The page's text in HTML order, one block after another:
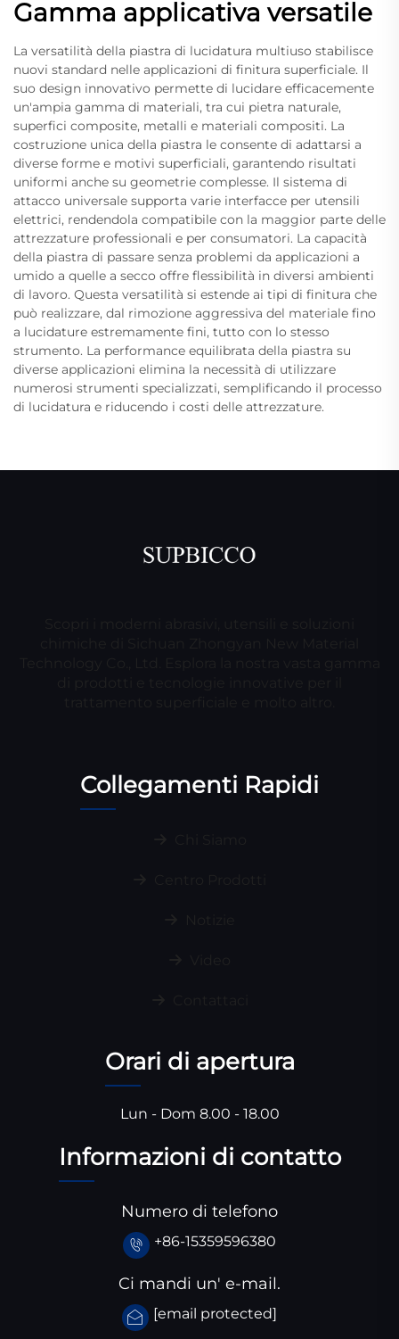
Gamma applicativa versatile
La versatilità della piastra di lucidatura multiuso stabilisce
nuovi standard nelle applicazioni di finitura superficiale. Il
suo design innovativo permette di lucidare efficacemente
un'ampia gamma di materiali, tra cui pietra naturale,
superfici composite, metalli e materiali compositi. La
costruzione unica della piastra le consente di adattarsi a
diverse forme e motivi superficiali, garantendo risultati
uniformi anche su geometrie complesse. Il sistema di
attacco universale supporta varie interfacce per utensili
elettrici, rendendola compatibile con la maggior parte delle
attrezzature professionali e per consumatori. La capacità
della piastra di passare senza problemi da applicazioni a
umido a quelle a secco offre flessibilità in diversi ambienti
di lavoro. Questa versatilità si estende ai tipi di finitura che
può realizzare, dal rimozione aggressiva del materiale fino
a lucidature estremamente fini, tutto con lo stesso
strumento. La performance equilibrata della piastra su
diverse applicazioni elimina la necessità di utilizzare
numerosi strumenti specializzati, semplificando il processo
di lucidatura e riducendo i costi delle attrezzature.
Collegamenti Rapidi
Orari di apertura
Lun - Dom 8.00 - 18.00
Informazioni di contatto
Numero di telefono
+86-15359596380
Ci mandi un' e-mail.
[email protected]